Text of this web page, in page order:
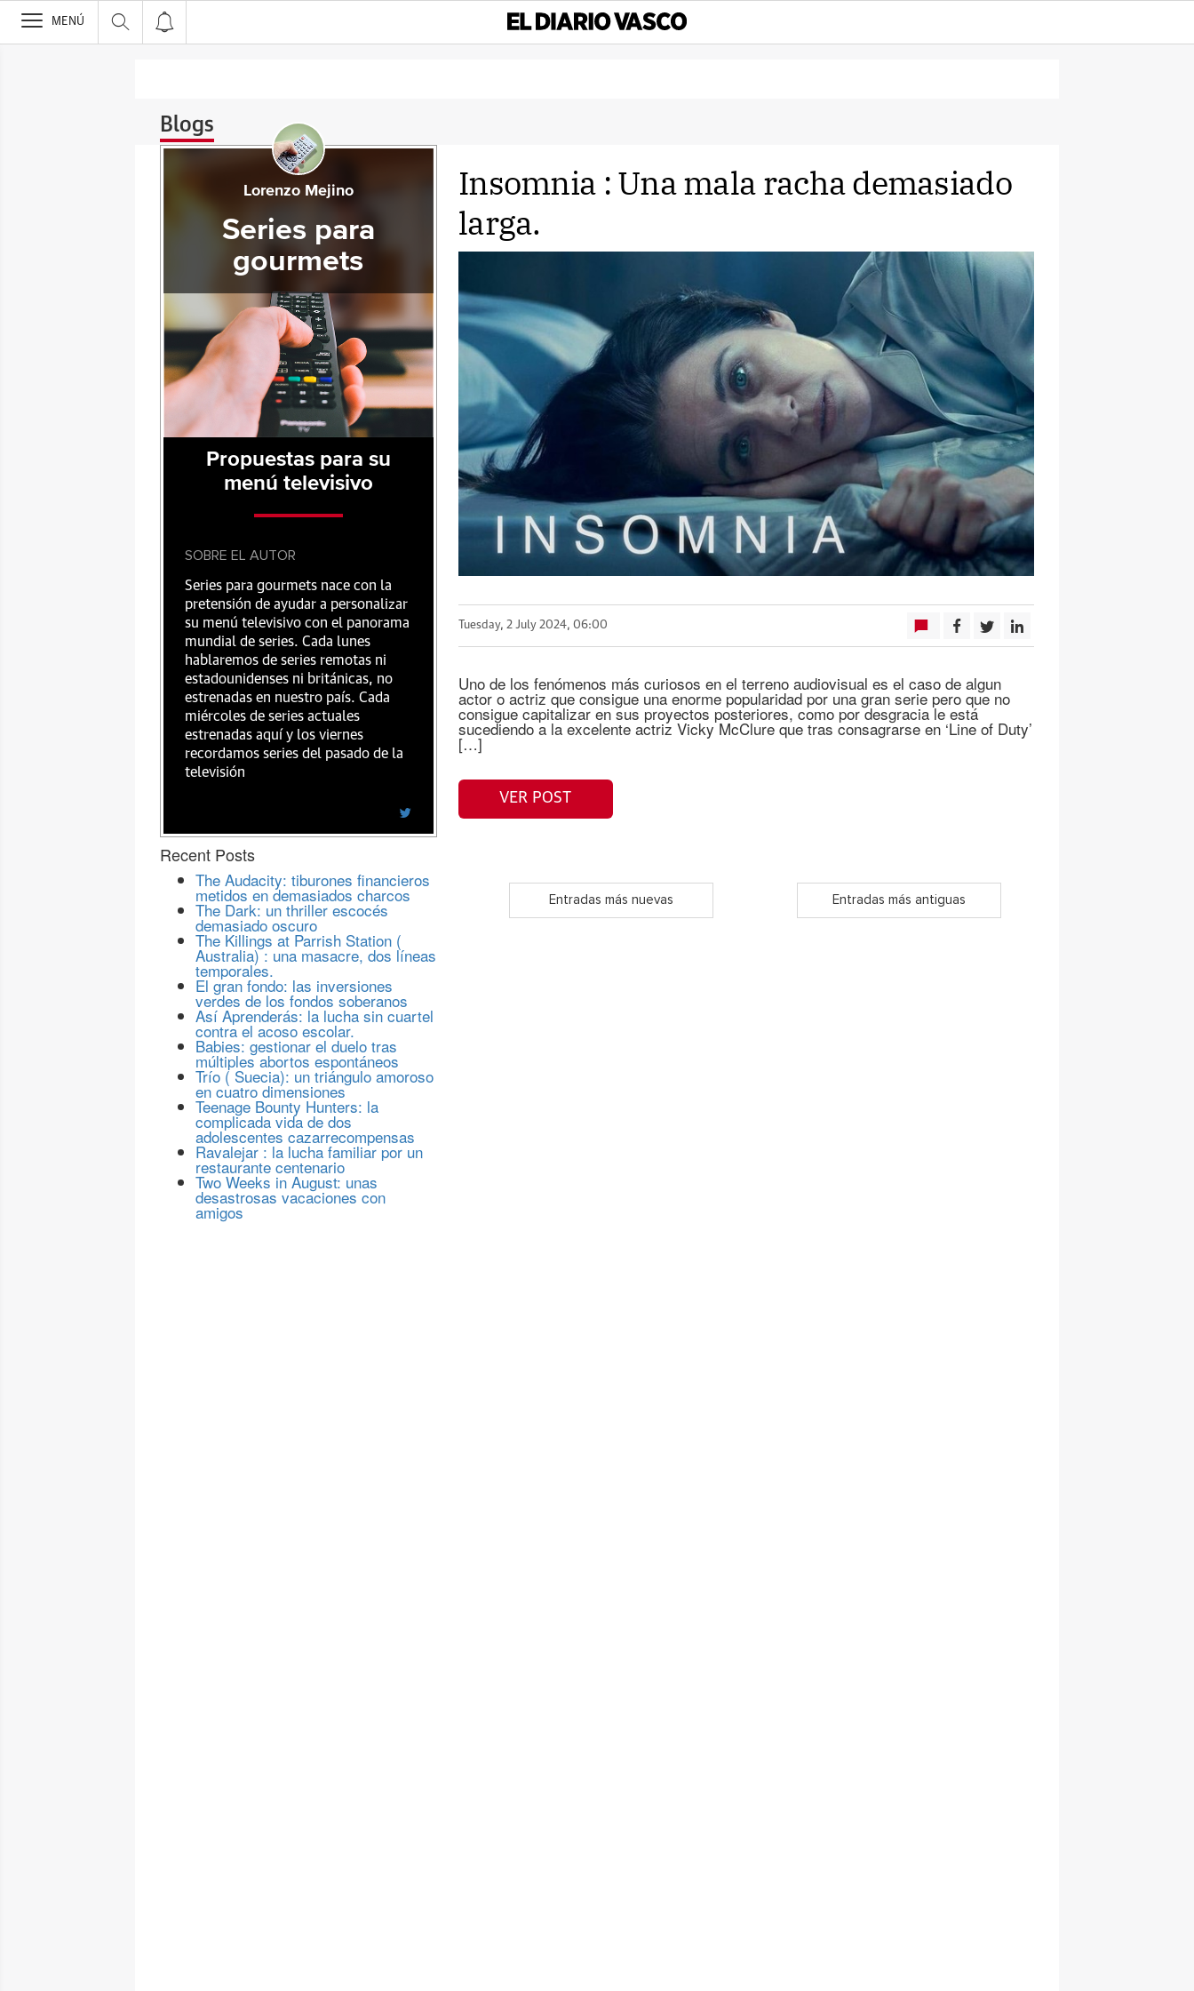
>
MENÚ
Blogs
Insomnia : Una mala racha demasiado
larga.
Tuesday, 2 July 2024, 06:00
Uno de los fenómenos más curiosos en el terreno audiovisual es el caso de algun
actor o actriz que consigue una enorme popularidad por una gran serie pero que no
consigue capitalizar en sus proyectos posteriores, como por desgracia le está
sucediendo a la excelente actriz Vicky McClure que tras consagrarse en ‘Line of Duty’
[…]
VER POST
Entradas más nuevas Entradas más antiguas
Lorenzo Mejino
Series para
gourmets
Propuestas para su
menú televisivo
SOBRE EL AUTOR
Series para gourmets nace con la
pretensión de ayudar a personalizar
su menú televisivo con el panorama
mundial de series. Cada lunes
hablaremos de series remotas ni
estadounidenses ni británicas, no
estrenadas en nuestro país. Cada
miércoles de series actuales
estrenadas aquí y los viernes
recordamos series del pasado de la
televisión
Recent Posts
The Audacity: tiburones financieros
metidos en demasiados charcos
The Dark: un thriller escocés
demasiado oscuro
The Killings at Parrish Station (
Australia) : una masacre, dos líneas
temporales.
El gran fondo: las inversiones
verdes de los fondos soberanos
Así Aprenderás: la lucha sin cuartel
contra el acoso escolar.
Babies: gestionar el duelo tras
múltiples abortos espontáneos
Trío ( Suecia): un triángulo amoroso
en cuatro dimensiones
Teenage Bounty Hunters: la
complicada vida de dos
adolescentes cazarrecompensas
Ravalejar : la lucha familiar por un
restaurante centenario
Two Weeks in August: unas
desastrosas vacaciones con
amigos